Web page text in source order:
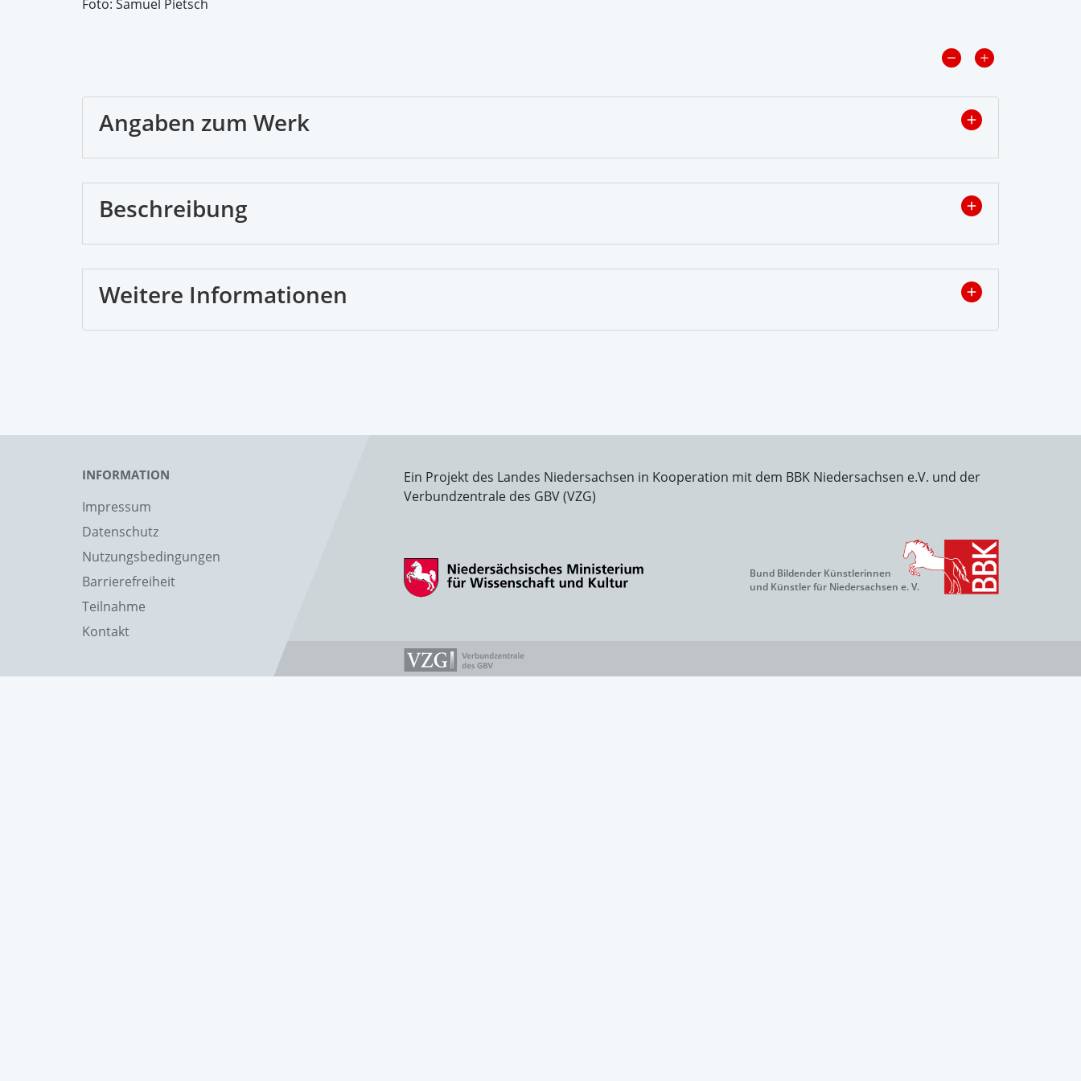
Foto: Samuel Pietsch
Angaben zum Werk
Beschreibung
Weitere Informationen
INFORMATION
Impressum
Datenschutz
Nutzungsbedingungen
Barrierefreiheit
Teilnahme
Kontakt
Ein Projekt des Landes Niedersachsen in Kooperation mit dem BBK Niedersachsen e.V. und der
Verbundzentrale des GBV (VZG)
Bund Bildender Künstlerinnen
und Künstler für Niedersachsen e. V.